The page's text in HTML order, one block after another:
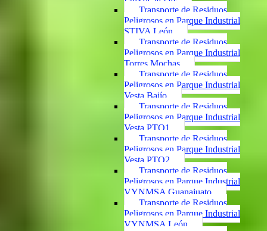
Transporte de Residuos
Peligrosos en Parque Industrial
STIVA León
Transporte de Residuos
Peligrosos en Parque Industrial
Torres Mochas
Transporte de Residuos
Peligrosos en Parque Industrial
Vesta Bajío
Transporte de Residuos
Peligrosos en Parque Industrial
Vesta PTO1
Transporte de Residuos
Peligrosos en Parque Industrial
Vesta PTO2
Transporte de Residuos
Peligrosos en Parque Industrial
VYNMSA Guanajuato
Transporte de Residuos
Peligrosos en Parque Industrial
VYNMSA León